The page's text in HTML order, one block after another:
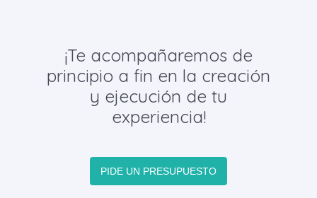
¡Te acompañaremos de
principio a fin en la creación
y ejecución de tu
experiencia!
PIDE UN PRESUPUESTO